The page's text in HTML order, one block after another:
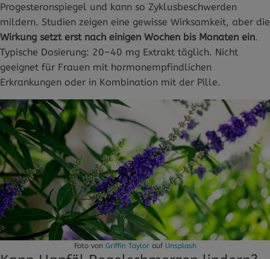
Progesteronspiegel und kann so Zyklusbeschwerden
mildern. Studien zeigen eine gewisse Wirksamkeit, aber die
Wirkung setzt erst nach einigen Wochen bis Monaten ein.
Typische Dosierung: 20–40 mg Extrakt täglich. Nicht
geeignet für Frauen mit hormonempfindlichen
Erkrankungen oder in Kombination mit der Pille.
Foto von Griffin Taylorauf Unsplash